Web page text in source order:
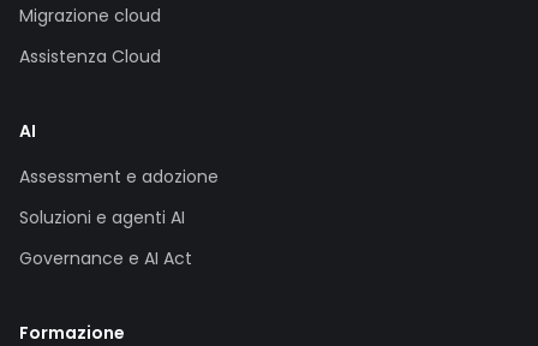
Migrazione cloud
Assistenza Cloud
AI
Assessment e adozione
Soluzioni e agenti AI
Governance e AI Act
Formazione